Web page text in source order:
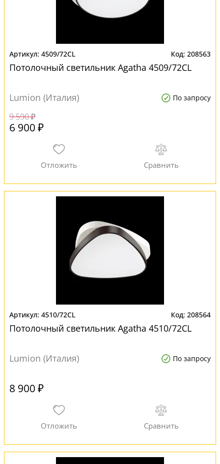
4509/72CL 208563
Потолочный светильник Agatha 4509/72CL
Lumion (Италия) По запросу
9 590 ₽
6 900 ₽
4510/72CL 208564
Потолочный светильник Agatha 4510/72CL
Lumion (Италия) По запросу
8 900 ₽